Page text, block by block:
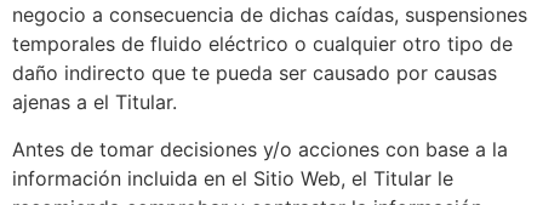
negocio a consecuencia de dichas caídas, suspensiones
temporales de fluido eléctrico o cualquier otro tipo de
daño indirecto que te pueda ser causado por causas
ajenas a el Titular.
Antes de tomar decisiones y/o acciones con base a la
información incluida en el Sitio Web, el Titular le